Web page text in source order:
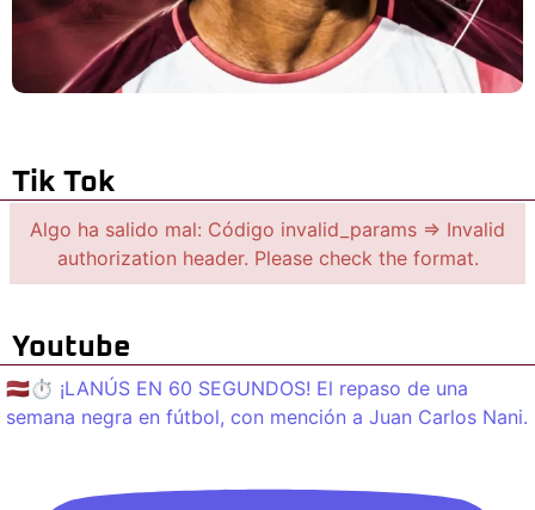
Tik Tok
Algo ha salido mal: Código invalid_params => Invalid
authorization header. Please check the format.
Youtube
🇱🇻⏱️ ¡LANÚS EN 60 SEGUNDOS! El repaso de una
semana negra en fútbol, con mención a Juan Carlos Nani.